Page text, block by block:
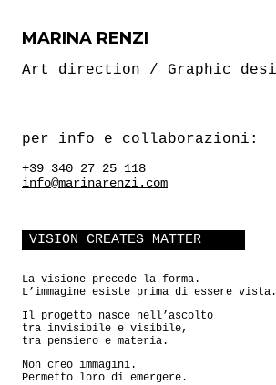
MARINA RENZI
Art direction / Graphic
per info e collaborazioni:
+39 340 27 25 118
info@marinarenzi.com
VISION CREATES MATTER
La visione precede la forma.
L’immagine esiste prima di essere vista.
Il progetto nasce nell’ascolto
tra invisibile e visibile,
tra pensiero e materia.
Non creo immagini.
Permetto loro di emergere.